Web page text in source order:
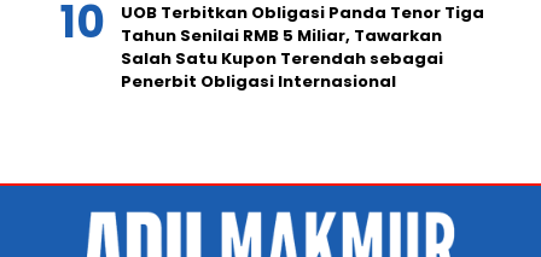
UOB Terbitkan Obligasi Panda Tenor Tiga
Tahun Senilai RMB 5 Miliar, Tawarkan
Salah Satu Kupon Terendah sebagai
Penerbit Obligasi Internasional